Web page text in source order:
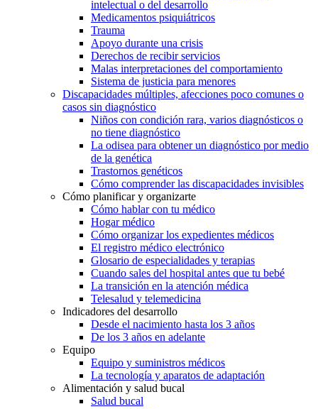
intelectual o del desarrollo
Medicamentos psiquiátricos
Trauma
Apoyo durante una crisis
Derechos de recibir servicios
Malas interpretaciones del comportamiento
Sistema de justicia para menores
Discapacidades múltiples, afecciones poco comunes o
casos sin diagnóstico
Niños con condición rara, varios diagnósticos o
no tiene diagnóstico
La odisea para obtener un diagnóstico por medio
de la genética
Trastornos genéticos
Cómo comprender las discapacidades invisibles
Cómo planificar y organizarte
Cómo hablar con tu médico
Hogar médico
Cómo organizar los expedientes médicos
El registro médico electrónico
Glosario de especialidades y terapias
Cuando sales del hospital antes que tu bebé
La transición en la atención médica
Telesalud y telemedicina
Indicadores del desarrollo
Desde el nacimiento hasta los 3 años
De los 3 años en adelante
Equipo
Equipo y suministros médicos
La tecnología y aparatos de adaptación
Alimentación y salud bucal
Salud bucal